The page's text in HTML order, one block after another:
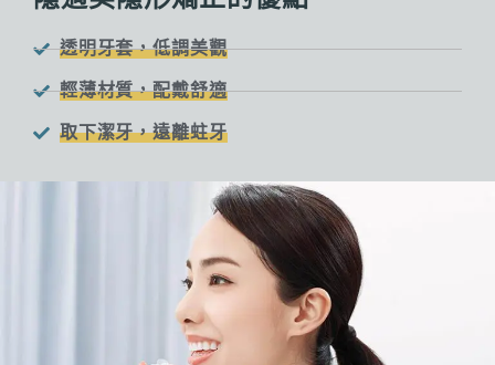
透明牙套，低調美觀
輕薄材質，配戴舒適
取下潔牙，遠離蛀牙